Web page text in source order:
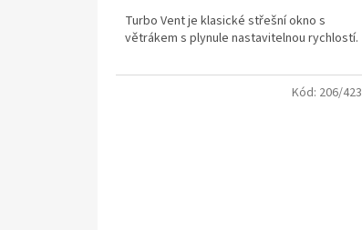
Turbo Vent je klasické střešní okno s
větrákem s plynule nastavitelnou rychlostí.
Kód: 206/423